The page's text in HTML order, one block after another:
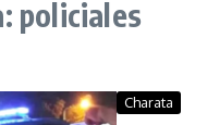
policiales
Charata